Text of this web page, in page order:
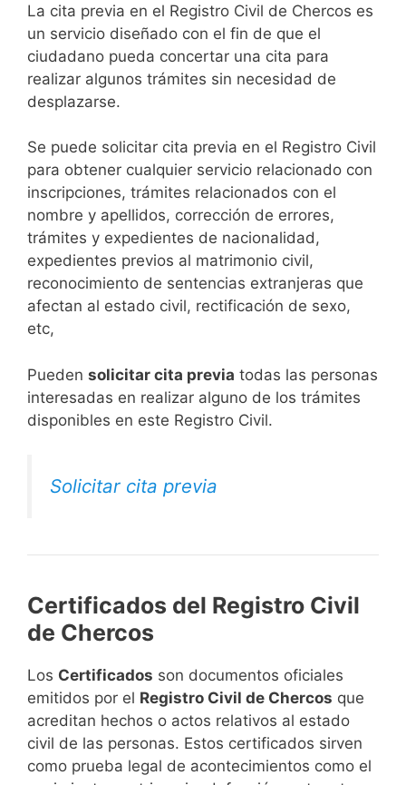
​​​​​​​​​​​​​​​​​​​​​​​​​​​​La cita previa en el Registro Civil de Chercos es
un servicio diseñado con el fin de que el
ciudadano pueda concertar una cita para
realizar algunos trámites sin necesidad de
desplazarse.​
Se puede solicitar cita previa en el Registro Civil
para obtener cualquier servicio relacionado con
inscripciones, trámites relacionados con el
nombre y apellidos, corrección de errores,
trámites y expedientes de nacionalidad,
expedientes previos al matrimonio civil,
reconocimiento de sentencias extranjeras que
afectan al estado civil, rectificación de sexo,
etc,
​Pueden solicitar cita previa todas las personas
interesadas en realizar alguno de los trámites
disponibles en este Registro Civil.​
Solicitar cita previa
Certificados del Registro Civil
de Chercos
Los Certificados son documentos oficiales
emitidos por el Registro Civil de Chercos que
acreditan hechos o actos relativos al estado
civil de las personas. Estos certificados sirven
como prueba legal de acontecimientos como el